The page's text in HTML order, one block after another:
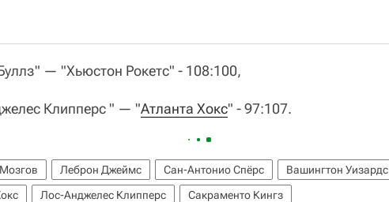
— "Хьюстон Рокетс" - 108:100,
Клипперс " — "Атланта Хокс" - 97:107.
Леброн Джеймс Сан-Антонио Спёрс
Вашингтон Уизардс
Лос-Анджелес Клипперс Сакраменто Кингз